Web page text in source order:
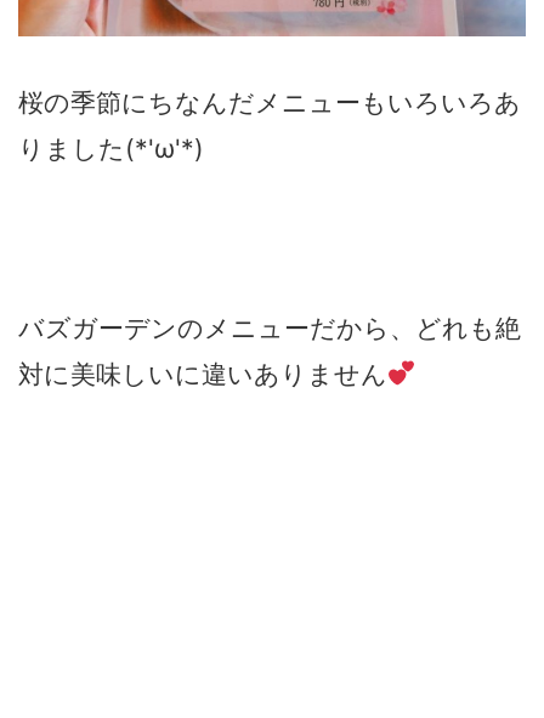
桜の季節にちなんだメニューもいろいろあ
りました(*'ω'*)
バズガーデンのメニューだから、どれも絶
対に美味しいに違いありません